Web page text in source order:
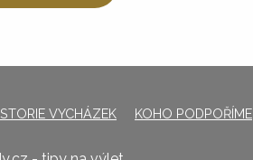
VYCHÁZEK KOHO PODPOŘÍME